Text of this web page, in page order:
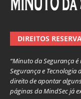
DIREITOS
“Minuto da Segurança
Segurança e Tecnologia
direito de apontar
páginas da MindSec já